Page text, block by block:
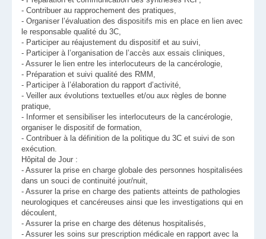
- Contribuer au rapprochement des pratiques,
- Organiser l’évaluation des dispositifs mis en place en lien avec
le responsable qualité du 3C,
- Participer au réajustement du dispositif et au suivi,
- Participer à l’organisation de l’accès aux essais cliniques,
- Assurer le lien entre les interlocuteurs de la cancérologie,
- Préparation et suivi qualité des RMM,
- Participer à l’élaboration du rapport d’activité,
- Veiller aux évolutions textuelles et/ou aux règles de bonne
pratique,
- Informer et sensibiliser les interlocuteurs de la cancérologie,
organiser le dispositif de formation,
- Contribuer à la définition de la politique du 3C et suivi de son
exécution.
Hôpital de Jour :
- Assurer la prise en charge globale des personnes hospitalisées
dans un souci de continuité jour/nuit,
- Assurer la prise en charge des patients atteints de pathologies
neurologiques et cancéreuses ainsi que les investigations qui en
découlent,
- Assurer la prise en charge des détenus hospitalisés,
- Assurer les soins sur prescription médicale en rapport avec la